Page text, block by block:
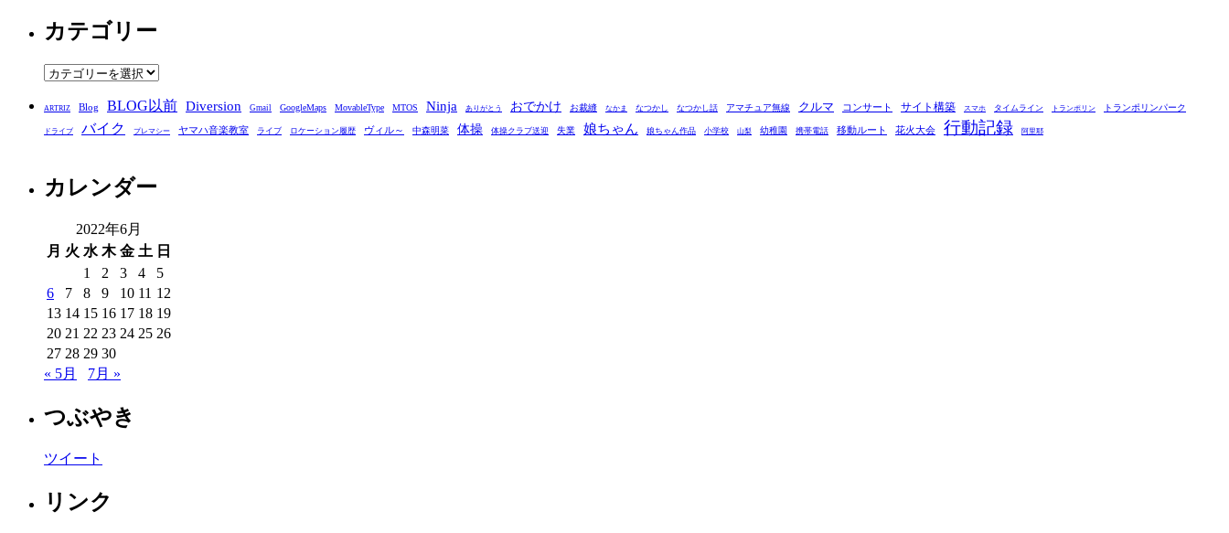
カ
イ
ブ
カテゴリー
カ
ゴ
リ
ARTRIZ Blog BLOG以前 Diversion Gmail GoogleMaps MovableType MTOS Ninja ありがとう おでかけ お裁縫 なかま なつかし なつかし話 アマチュア無線 クルマ コンサート サイト構築 スマホ タイムライン トランポリン トランポリンパーク
ドライブ バイク プレマシー ヤマハ音楽教室 ライブ ロケーション履歴 ヴィル～ 中森明菜 体操 体操クラブ送迎 失業 娘ちゃん 娘ちゃん作品 小学校 山梨 幼稚園 携帯電話 移動ルート 花火大会 行動記録 阿里耶
カレンダー
2022年6月
月 火 水 木 金 土 日
1
2 3 4
5
6
7 8 9 10 11 12
13 14 15 16 17 18 19
20 21 22 23 24 25 26
27 28 29 30
« 5月
7月 »
つぶやき
ツイート
リンク